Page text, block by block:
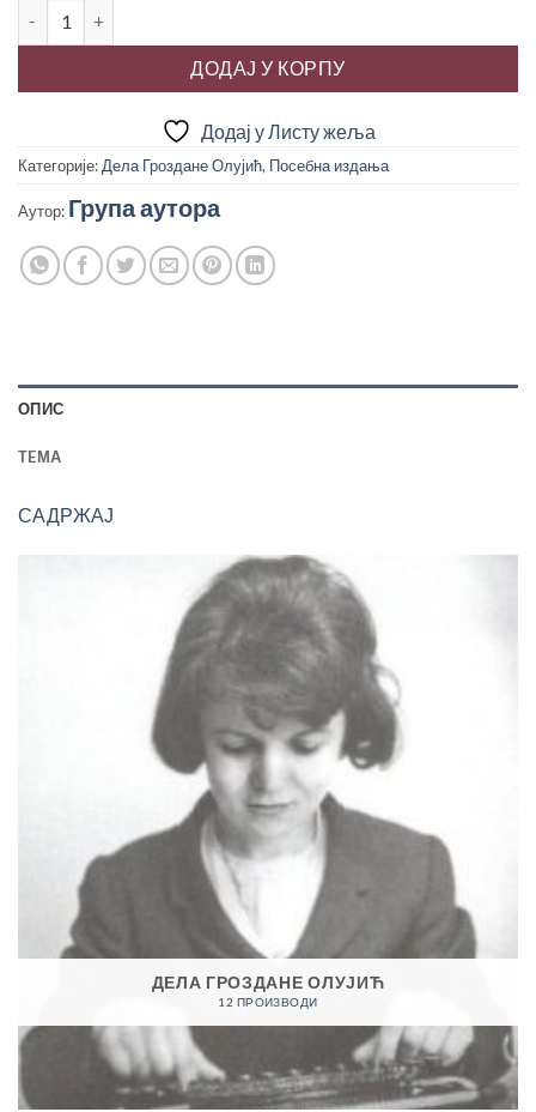
ДОДАЈ У КОРПУ
Додај у Листу жеља
Категорије:Дела Гроздане Олујић, Посебна издања
Аутор: Група аутора
ОПИС
TEМА
САДРЖАЈ
ДЕЛА ГРОЗДАНЕ ОЛУЈИЋ
12 ПРОИЗВОДИ